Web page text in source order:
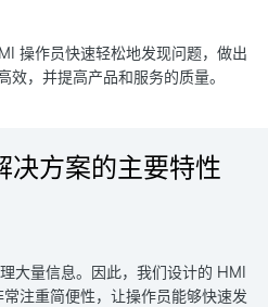
操作员快速轻松地发现问题，做出
，并提高产品和服务的质量。
决方案的主要特性
大量信息。因此，我们设计的 HMI
注重简便性，让操作员能够快速发